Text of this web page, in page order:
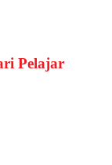
Pelajar